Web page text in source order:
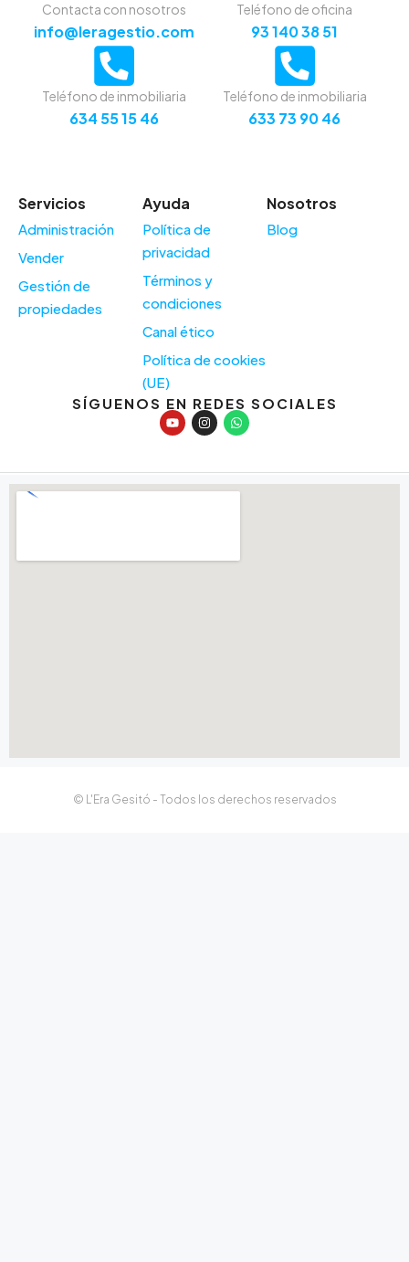
Contacta con nosotros
info@leragestio.com
Teléfono de inmobiliaria
634 55 15 46
Teléfono de oficina
93 140 38 51
Teléfono de inmobiliaria
633 73 90 46
Servicios
Administración
Vender
Gestión de
propiedades
Ayuda
Política de
privacidad
Términos y
condiciones
Canal ético
Política de cookies
(UE)
Nosotros
Blog
SÍGUENOS EN REDES SOCIALES
© L'Era Gesitó - Todos los derechos reservados